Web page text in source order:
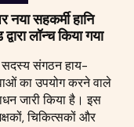
सहकर्मी हानि
लॉन्च किया गया
संगठन हाय-
का उपयोग करने वाले
जारी किया है। इस
चिकित्सकों और